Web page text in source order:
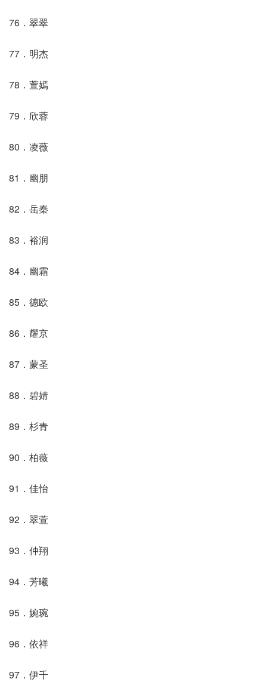
76．翠翠
77．明杰
78．萱嫣
79．欣蓉
80．凌薇
81．幽朋
82．岳秦
83．裕润
84．幽霜
85．德欧
86．耀京
87．蒙圣
88．碧婧
89．杉青
90．柏薇
91．佳怡
92．翠萱
93．仲翔
94．芳曦
95．婉琬
96．依祥
97．伊千